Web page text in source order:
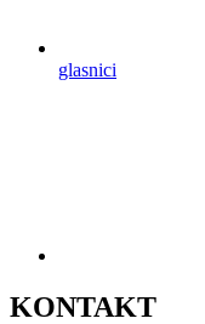
glasnici
KONTAKT